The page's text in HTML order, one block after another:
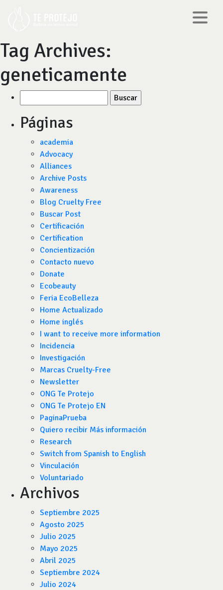
Tag Archives:
geneticamente
por:
Páginas
academia
Advocacy
Alliances
Archive Posts
Awareness
Blog Cruelty Free
Buscar Post
Certificación
Certification
Concientización
Contacto nuevo
Donate
Ecobeauty
Feria EcoBelleza
Home Actualizado
Home inglés
I want to receive more information
Incidencia
Investigación
Marcas Cruelty-Free
Newsletter
ONG Te Protejo
ONG Te Protejo EN
PaginaPrueba
Quiero recibir Más información
Research
Switch from Spanish to English
Vinculación
Voluntariado
Archivos
Septiembre 2025
Agosto 2025
Julio 2025
Mayo 2025
Abril 2025
Septiembre 2024
Julio 2024